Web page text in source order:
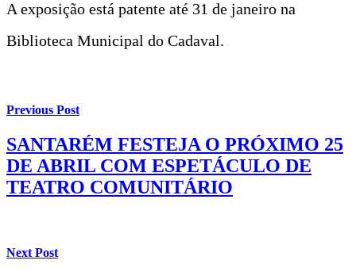
A exposição está patente até 31 de janeiro na
Biblioteca Municipal do Cadaval.
Previous Post
SANTARÉM FESTEJA O PRÓXIMO 25
DE ABRIL COM ESPETÁCULO DE
TEATRO COMUNITÁRIO
Next Post